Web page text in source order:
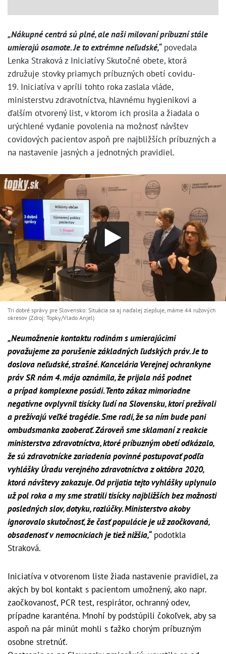
„Nákupné centrá sú plné, ale naši milovaní príbuzní stále
umierajú osamote. Je to extrémne neľudské,“povedala
Lenka Straková z Iniciatívy Skutočné obete, ktorá
združuje stovky priamych príbuzných obetí covidu-
19. Iniciatíva v apríli tohto roka zaslala vláde,
ministerstvu zdravotníctva, hlavnému hygienikovi a
ďalším otvorený list, v ktorom ich prosila a žiadala o
urýchlené vydanie povolenia na možnosť návštev
covidových pacientov aspoň pre najbližších príbuzných a
na nastavenie jasných a jednotných pravidiel.
Tri dobré správy pre Slovensko: Situácia sa aj naďalej zlepšuje, máme 44 ružových
okresov (Zdroj: Topky/Vlado Anjel)
„Neumožnenie kontaktu rodinám s umierajúcimi
považujeme za porušenie základných ľudských práv. Je to
doslova neľudské, strašné. Kancelária Verejnej ochrankyne
práv SR nám 4. mája oznámila, že prijala náš podnet
a prípad komplexne posúdi. Tento zákaz mimoriadne
negatívne ovplyvnil tisícky ľudí na Slovensku, ktorí prežívali
a prežívajú veľké tragédie. Sme radi, že sa ním bude pani
ombudsmanka zaoberať. Zároveň sme sklamaní z reakcie
ministerstva zdravotníctva, ktoré príbuzným obetí odkázalo,
že sú zdravotnícke zariadenia povinné postupovať podľa
vyhlášky Úradu verejného zdravotníctva z októbra 2020,
ktorá návštevy zakazuje. Od prijatia tejto vyhlášky uplynulo
už pol roka a my sme stratili tisícky najbližších bez možnosti
posledných slov, dotyku, rozlúčky. Ministerstvo akoby
ignorovalo skutočnosť, že časť populácie je už zaočkovaná,
obsadenosť v nemocniciach je tiež nižšia,“ podotkla
Straková.
Iniciatíva v otvorenom liste žiada nastavenie pravidiel, za
akých by bol kontakt s pacientom umožnený, ako napr.
zaočkovanosť, PCR test, respirátor, ochranný odev,
prípadne karanténa. Mnohí by podstúpili čokoľvek, aby sa
aspoň na pár minút mohli s ťažko chorým príbuzným
osobne stretnúť.